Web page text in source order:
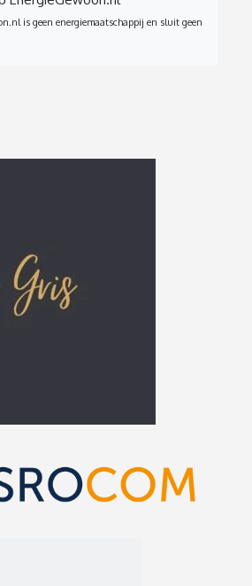
is geen energiemaatschappij en sluit geen